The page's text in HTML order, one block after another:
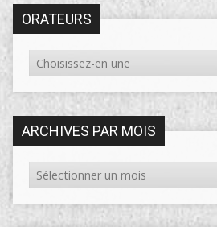
ORATEURS
ARCHIVES PAR MOIS